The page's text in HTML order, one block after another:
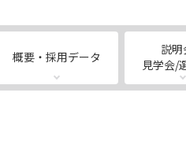
地域医療に貢献したい方、
ぜひ吉祥寺病院で一緒に働きません
概要・採用データ
説明
見学会/